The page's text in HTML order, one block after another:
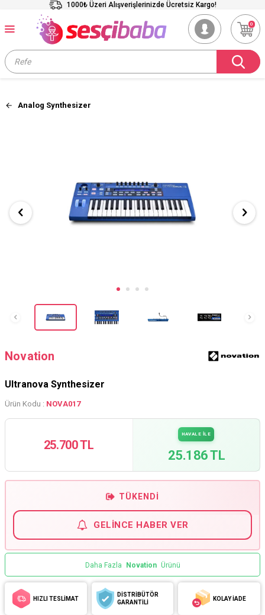
1000₺ Üzeri Alışverişlerinizde Ücretsiz Kargo!
0
Analog Synthesizer
Novation
Ultranova Synthesizer
Ürün Kodu : NOVA017
25.700 TL
HAVALE İLE
25.186 TL
TÜKENDI
GELINCE HABER VER
Daha Fazla Novation Ürünü
HIZLI TESLİMAT
DİSTRİBÜTÖR
GARANTİLİ
KOLAY İADE